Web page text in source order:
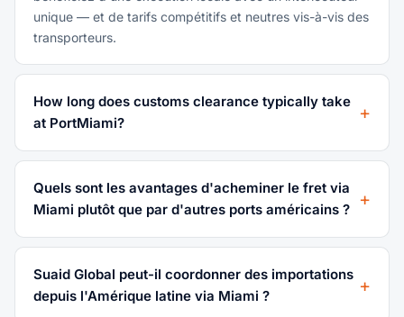
unique — et de tarifs compétitifs et neutres vis-à-vis des
transporteurs.
How long does customs clearance typically take
at PortMiami?
Quels sont les avantages d'acheminer le fret via
Miami plutôt que par d'autres ports américains ?
Suaid Global peut-il coordonner des importations
depuis l'Amérique latine via Miami ?